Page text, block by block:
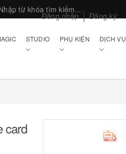
Đăng nhập Đăng ký
STUDIO PHỤ KIỆN DỊCH VỤ
card